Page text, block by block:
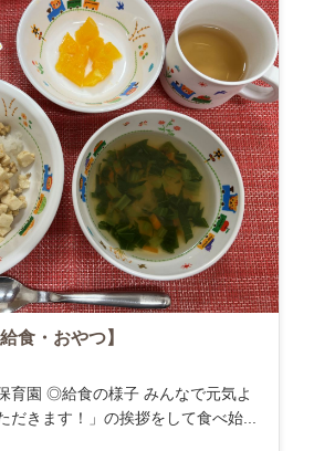
食・おやつ】
育園 ◎給食の様子 みんなで元気よ
だきます！」の挨拶をして食べ始...